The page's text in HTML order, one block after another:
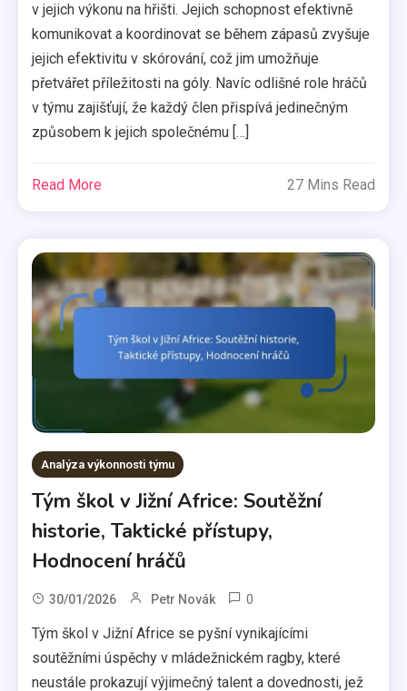
v jejich výkonu na hřišti. Jejich schopnost efektivně
komunikovat a koordinovat se během zápasů zvyšuje
jejich efektivitu v skórování, což jim umožňuje
přetvářet příležitosti na góly. Navíc odlišné role hráčů
v týmu zajišťují, že každý člen přispívá jedinečným
způsobem k jejich společnému […]
Read More 27 Mins Read
Analýza výkonnosti týmu
Tým škol v Jižní Africe: Soutěžní
historie, Taktické přístupy,
Hodnocení hráčů
30/01/2026 Petr Novák 0
Tým škol v Jižní Africe se pyšní vynikajícími
soutěžními úspěchy v mládežnickém ragby, které
neustále prokazují výjimečný talent a dovednosti, jež